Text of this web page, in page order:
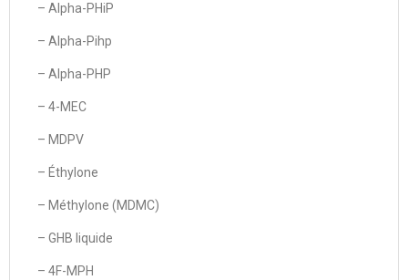
– Alpha-PHiP
– Alpha-Pihp
– Alpha-PHP
– 4-MEC
– MDPV
– Éthylone
– Méthylone (MDMC)
– GHB liquide
– 4F-MPH